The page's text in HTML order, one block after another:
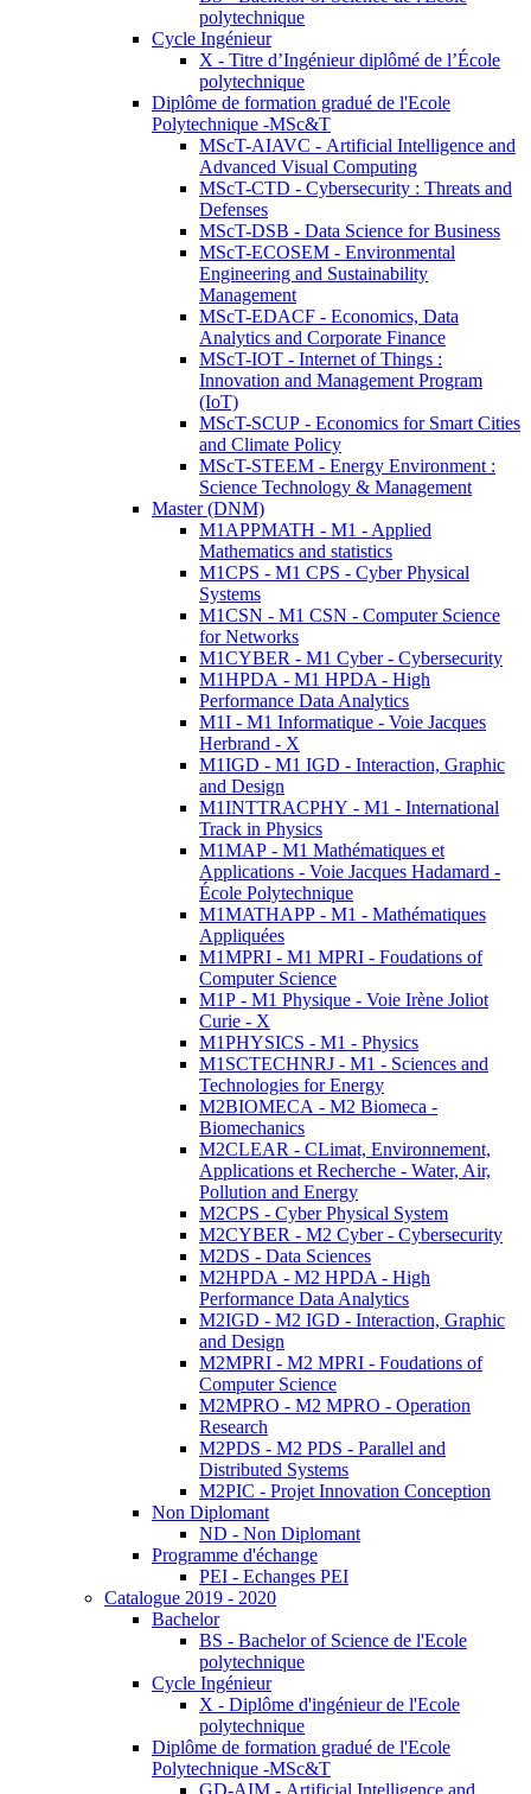
polytechnique
Cycle Ingénieur
X - Titre d’Ingénieur diplômé de l’École
polytechnique
Diplôme de formation gradué de l'Ecole
Polytechnique -MSc&T
MScT-AIAVC - Artificial Intelligence and
Advanced Visual Computing
MScT-CTD - Cybersecurity : Threats and
Defenses
MScT-DSB - Data Science for Business
MScT-ECOSEM - Environmental
Engineering and Sustainability
Management
MScT-EDACF - Economics, Data
Analytics and Corporate Finance
MScT-IOT - Internet of Things :
Innovation and Management Program
(IoT)
MScT-SCUP - Economics for Smart Cities
and Climate Policy
MScT-STEEM - Energy Environment :
Science Technology & Management
Master (DNM)
M1APPMATH - M1 - Applied
Mathematics and statistics
M1CPS - M1 CPS - Cyber Physical
Systems
M1CSN - M1 CSN - Computer Science
for Networks
M1CYBER - M1 Cyber - Cybersecurity
M1HPDA - M1 HPDA - High
Performance Data Analytics
M1I - M1 Informatique - Voie Jacques
Herbrand - X
M1IGD - M1 IGD - Interaction, Graphic
and Design
M1INTTRACPHY - M1 - International
Track in Physics
M1MAP - M1 Mathématiques et
Applications - Voie Jacques Hadamard -
École Polytechnique
M1MATHAPP - M1 - Mathématiques
Appliquées
M1MPRI - M1 MPRI - Foudations of
Computer Science
M1P - M1 Physique - Voie Irène Joliot
Curie - X
M1PHYSICS - M1 - Physics
M1SCTECHNRJ - M1 - Sciences and
Technologies for Energy
M2BIOMECA - M2 Biomeca -
Biomechanics
M2CLEAR - CLimat, Environnement,
Applications et Recherche - Water, Air,
Pollution and Energy
M2CPS - Cyber Physical System
M2CYBER - M2 Cyber - Cybersecurity
M2DS - Data Sciences
M2HPDA - M2 HPDA - High
Performance Data Analytics
M2IGD - M2 IGD - Interaction, Graphic
and Design
M2MPRI - M2 MPRI - Foudations of
Computer Science
M2MPRO - M2 MPRO - Operation
Research
M2PDS - M2 PDS - Parallel and
Distributed Systems
M2PIC - Projet Innovation Conception
Non Diplomant
ND - Non Diplomant
Programme d'échange
PEI - Echanges PEI
Catalogue 2019 - 2020
Bachelor
BS - Bachelor of Science de l'Ecole
polytechnique
Cycle Ingénieur
X - Diplôme d'ingénieur de l'Ecole
polytechnique
Diplôme de formation gradué de l'Ecole
Polytechnique -MSc&T
GD-AIM - Artificial Intelligence and